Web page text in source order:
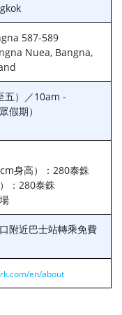
587-589
Nuea, Bangna,
五）／10am -
假期）
身高）：280泰銖
：280泰銖
附近巴士站轉乘免費
en/about